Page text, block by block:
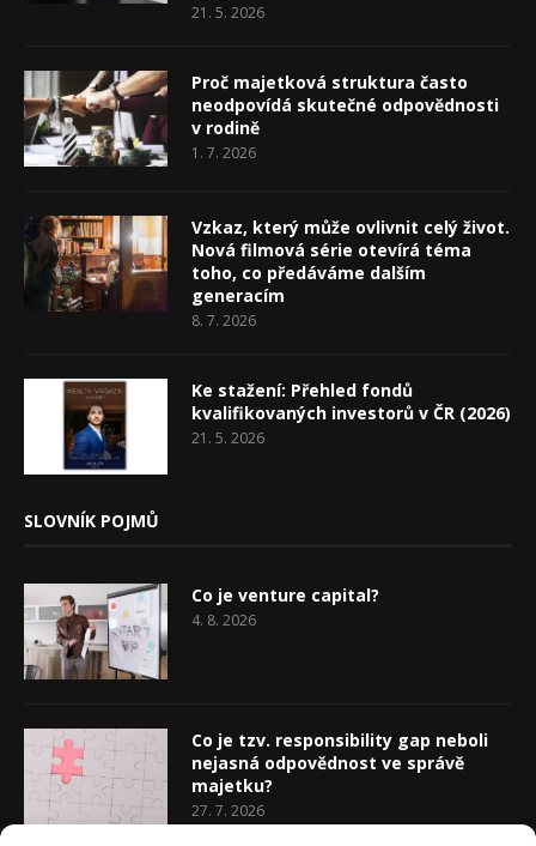
21. 5. 2026
Proč majetková struktura často
neodpovídá skutečné odpovědnosti
v rodině
1. 7. 2026
Vzkaz, který může ovlivnit celý život.
Nová filmová série otevírá téma
toho, co předáváme dalším
generacím
8. 7. 2026
Ke stažení: Přehled fondů
kvalifikovaných investorů v ČR (2026)
21. 5. 2026
SLOVNÍK POJMŮ
Co je venture capital?
4. 8. 2026
Co je tzv. responsibility gap neboli
nejasná odpovědnost ve správě
majetku?
27. 7. 2026